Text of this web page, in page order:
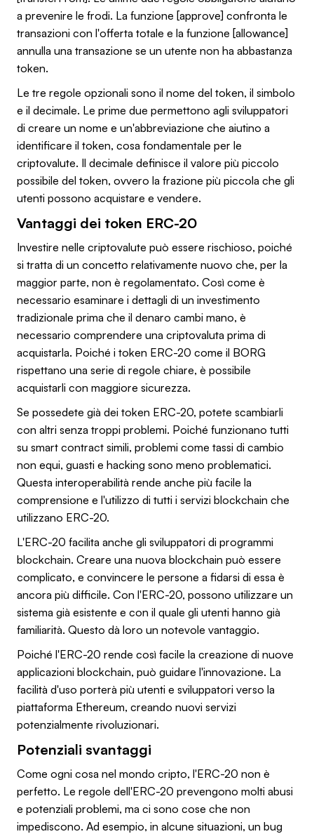
a prevenire le frodi. La funzione [approve] confronta le
transazioni con l'offerta totale e la funzione [allowance]
annulla una transazione se un utente non ha abbastanza
token.
Le tre regole opzionali sono il nome del token, il simbolo
e il decimale. Le prime due permettono agli sviluppatori
di creare un nome e un'abbreviazione che aiutino a
identificare il token, cosa fondamentale per le
criptovalute. Il decimale definisce il valore più piccolo
possibile del token, ovvero la frazione più piccola che gli
utenti possono acquistare e vendere.
Vantaggi dei token ERC-20
Investire nelle criptovalute può essere rischioso, poiché
si tratta di un concetto relativamente nuovo che, per la
maggior parte, non è regolamentato. Così come è
necessario esaminare i dettagli di un investimento
tradizionale prima che il denaro cambi mano, è
necessario comprendere una criptovaluta prima di
acquistarla. Poiché i token ERC-20 come il BORG
rispettano una serie di regole chiare, è possibile
acquistarli con maggiore sicurezza.
Se possedete già dei token ERC-20, potete scambiarli
con altri senza troppi problemi. Poiché funzionano tutti
su smart contract simili, problemi come tassi di cambio
non equi, guasti e hacking sono meno problematici.
Questa interoperabilità rende anche più facile la
comprensione e l'utilizzo di tutti i servizi blockchain che
utilizzano ERC-20.
L'ERC-20 facilita anche gli sviluppatori di programmi
blockchain. Creare una nuova blockchain può essere
complicato, e convincere le persone a fidarsi di essa è
ancora più difficile. Con l'ERC-20, possono utilizzare un
sistema già esistente e con il quale gli utenti hanno già
familiarità. Questo dà loro un notevole vantaggio.
Poiché l'ERC-20 rende così facile la creazione di nuove
applicazioni blockchain, può guidare l'innovazione. La
facilità d'uso porterà più utenti e sviluppatori verso la
piattaforma Ethereum, creando nuovi servizi
potenzialmente rivoluzionari.
Potenziali svantaggi
Come ogni cosa nel mondo cripto, l'ERC-20 non è
perfetto. Le regole dell'ERC-20 prevengono molti abusi
e potenziali problemi, ma ci sono cose che non
impediscono. Ad esempio, in alcune situazioni, un bug